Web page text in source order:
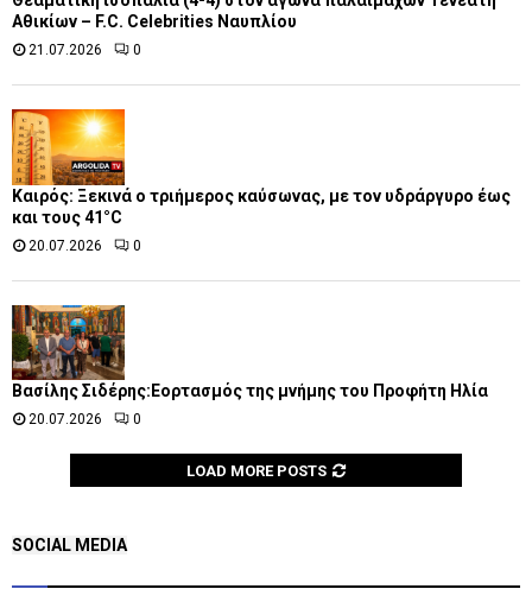
Αθικίων – F.C. Celebrities Ναυπλίου
21.07.2026 0
Καιρός: Ξεκινά ο τριήμερος καύσωνας, με τον υδράργυρο έως
και τους 41°C
20.07.2026 0
Βασίλης Σιδέρης:Εορτασμός της μνήμης του Προφήτη Ηλία
20.07.2026 0
LOAD MORE POSTS
SOCIAL MEDIA